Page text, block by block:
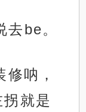
be。
呐，
就是